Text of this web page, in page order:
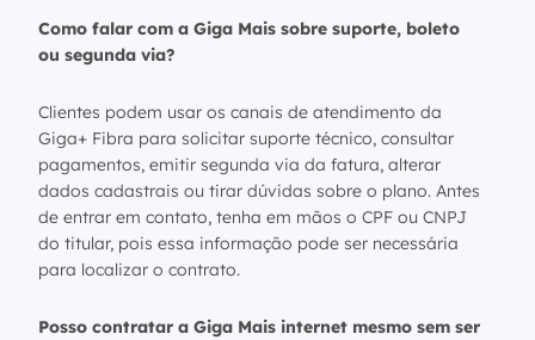
Como falar com a Giga Mais sobre suporte, boleto
ou segunda via?
Clientes podem usar os canais de atendimento da
Giga+ Fibra para solicitar suporte técnico, consultar
pagamentos, emitir segunda via da fatura, alterar
dados cadastrais ou tirar dúvidas sobre o plano. Antes
de entrar em contato, tenha em mãos o CPF ou CNPJ
do titular, pois essa informação pode ser necessária
para localizar o contrato.
Posso contratar a Giga Mais internet mesmo sem ser